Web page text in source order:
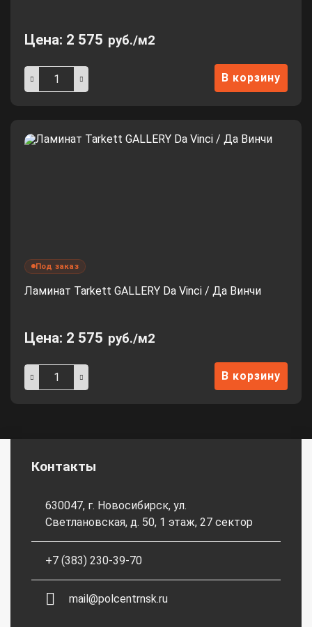
Цена: 2 575 руб./м2
В корзину
Под заказ
Ламинат Tarkett GALLERY Da Vinci / Да Винчи
Цена: 2 575 руб./м2
В корзину
Контакты
630047, г. Новосибирск, ул.
Светлановская, д. 50, 1 этаж, 27 сектор
+7 (383) 230-39-70
mail@polcentrnsk.ru